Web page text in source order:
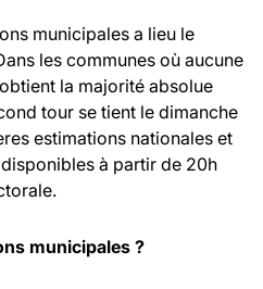
municipales a lieu le
les communes où aucune
la majorité absolue
tour se tient le dimanche
estimations nationales et
à partir de 20h
municipales ?